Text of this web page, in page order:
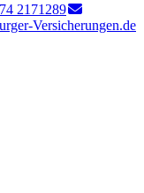
2171289
Versicherungen.de